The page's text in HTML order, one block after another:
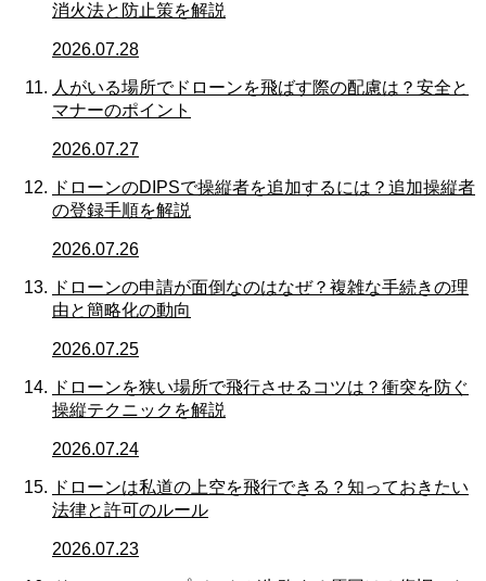
消火法と防止策を解説
2026.07.28
人がいる場所でドローンを飛ばす際の配慮は？安全と
マナーのポイント
2026.07.27
ドローンのDIPSで操縦者を追加するには？追加操縦者
の登録手順を解説
2026.07.26
ドローンの申請が面倒なのはなぜ？複雑な手続きの理
由と簡略化の動向
2026.07.25
ドローンを狭い場所で飛行させるコツは？衝突を防ぐ
操縦テクニックを解説
2026.07.24
ドローンは私道の上空を飛行できる？知っておきたい
法律と許可のルール
2026.07.23